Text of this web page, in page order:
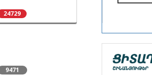
24729
9471